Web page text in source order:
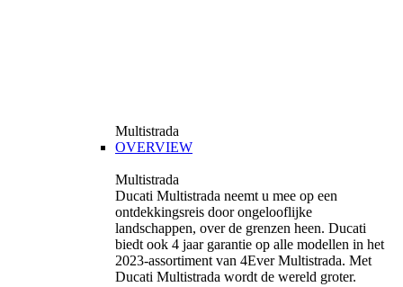
Multistrada
OVERVIEW
Multistrada
Ducati Multistrada neemt u mee op een
ontdekkingsreis door ongelooflijke
landschappen, over de grenzen heen. Ducati
biedt ook 4 jaar garantie op alle modellen in het
2023-assortiment van 4Ever Multistrada. Met
Ducati Multistrada wordt de wereld groter.